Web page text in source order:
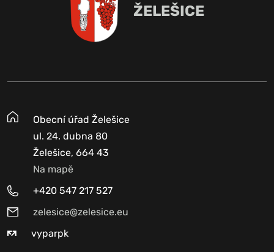
ŽELEŠICE
Obecní úřad Želešice
ul. 24. dubna 80
Želešice, 664 43
Na mapě
+420 547 217 527
zelesice@zelesice.eu
vyparpk